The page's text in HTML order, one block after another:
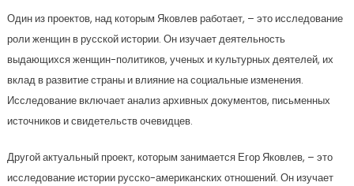
Один из проектов, над которым Яковлев работает, – это исследование
роли женщин в русской истории. Он изучает деятельность
выдающихся женщин-политиков, ученых и культурных деятелей, их
вклад в развитие страны и влияние на социальные изменения.
Исследование включает анализ архивных документов, письменных
источников и свидетельств очевидцев.
Другой актуальный проект, которым занимается Егор Яковлев, – это
исследование истории русско-американских отношений. Он изучает